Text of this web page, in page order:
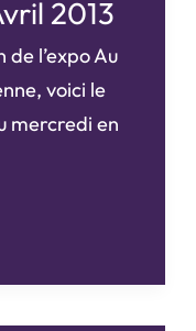
2013
l’expo Au
voici le
mercredi en